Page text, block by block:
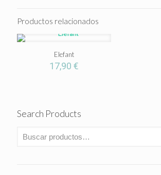
Productos relacionados
Elefant
17,90€
Search Products